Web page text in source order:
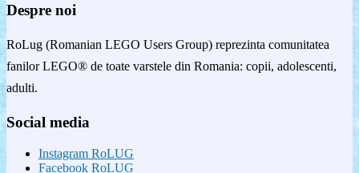
Despre noi
RoLug (Romanian LEGO Users Group) reprezinta comunitatea
fanilor LEGO® de toate varstele din Romania: copii, adolescenti,
adulti.
Social media
Instagram RoLUG
Facebook RoLUG